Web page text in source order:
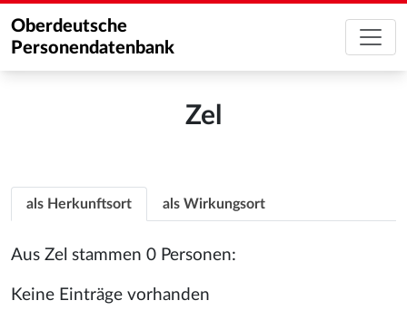
Oberdeutsche
Personendatenbank
Zel
als Herkunftsort als Wirkungsort
Aus Zel stammen 0 Personen:
Keine Einträge vorhanden